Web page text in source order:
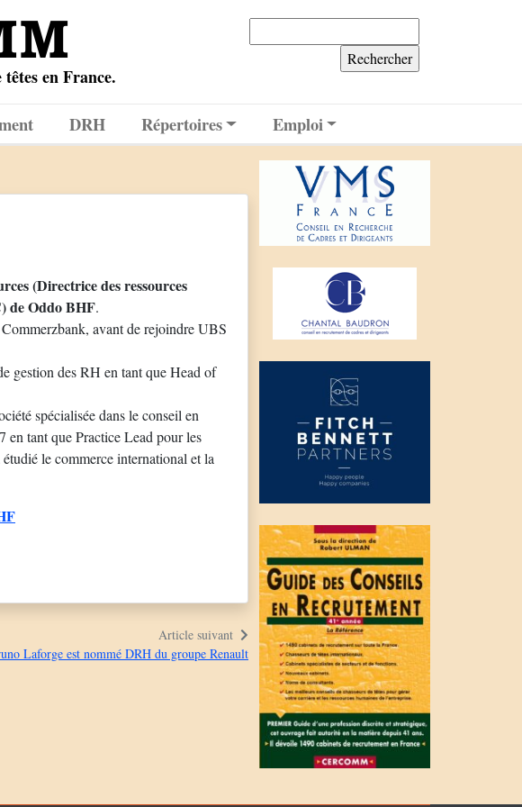
en France.
DRH Répertoires Emploi
(Directrice des ressources
de Oddo BHF.
avant de rejoindre UBS
gestion des RH en tant que Head of
spécialisée dans le conseil en
en tant que Practice Lead pour les
le commerce international et la
Article suivant
Laforge est nommé DRH du groupe Renault